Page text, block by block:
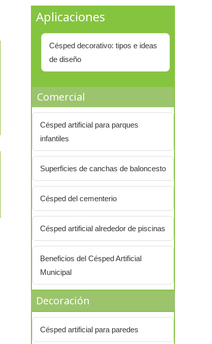
Aplicaciones
Césped decorativo: tipos e ideas
de diseño
Comercial
Césped artificial para parques
infantiles
Superficies de canchas de baloncesto
Césped del cementerio
Césped artificial alrededor de piscinas
Beneficios del Césped Artificial
Municipal
Decoración
Césped artificial para paredes